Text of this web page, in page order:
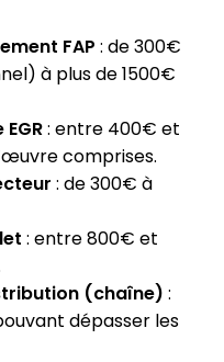
FAP : de 300€
à plus de 1500€
: entre 400€ et
comprises.
: de 300€ à
: entre 800€ et
(chaîne) :
dépasser les